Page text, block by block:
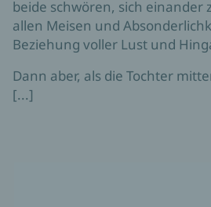
beide schwören, sich einander
allen Meisen und
Beziehung voller Lust und
Dann aber, als die Tochter
[...]